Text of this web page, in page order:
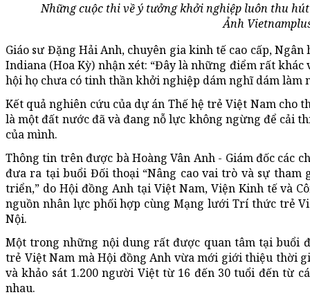
Những cuộc thi về ý tưởng khởi nghiệp luôn thu
Ảnh
Giáo sư Đặng Hải Anh, chuyên gia kinh tế cao cấp,
Indiana (Hoa Kỳ) nhận xét: “Đây là những điểm rất
hội họ chưa có tinh thần khởi nghiệp dám nghĩ dám làm
Kết quả nghiên cứu của dự án Thế hệ trẻ Việt Nam cho
là một đất nước đã và đang nỗ lực không ngừng để cải
của mình.
Thông tin trên được bà Hoàng Vân Anh - Giám đốc các
đưa ra tại buổi Đối thoại “Nâng cao vai trò và sự tham
triển,” do Hội đồng Anh tại Việt Nam, Viện Kinh tế và
nguồn nhân lực phối hợp cùng Mạng lưới Trí thức trẻ
Nội.
Một trong những nội dung rất được quan tâm tại buổi
trẻ Việt Nam mà Hội đồng Anh vừa mới giới thiệu thời
và khảo sát 1.200 người Việt từ 16 đến 30 tuổi đến từ
nhau.